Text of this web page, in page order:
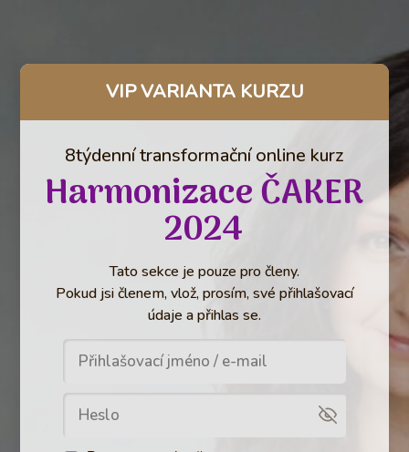
VIP VARIANTA KURZU
8týdenní transformační online kurz
Harmonizace ČAKER
2024
Tato sekce je pouze pro členy.
Pokud jsi členem, vlož, prosím, své přihlašovací
údaje a přihlas se.